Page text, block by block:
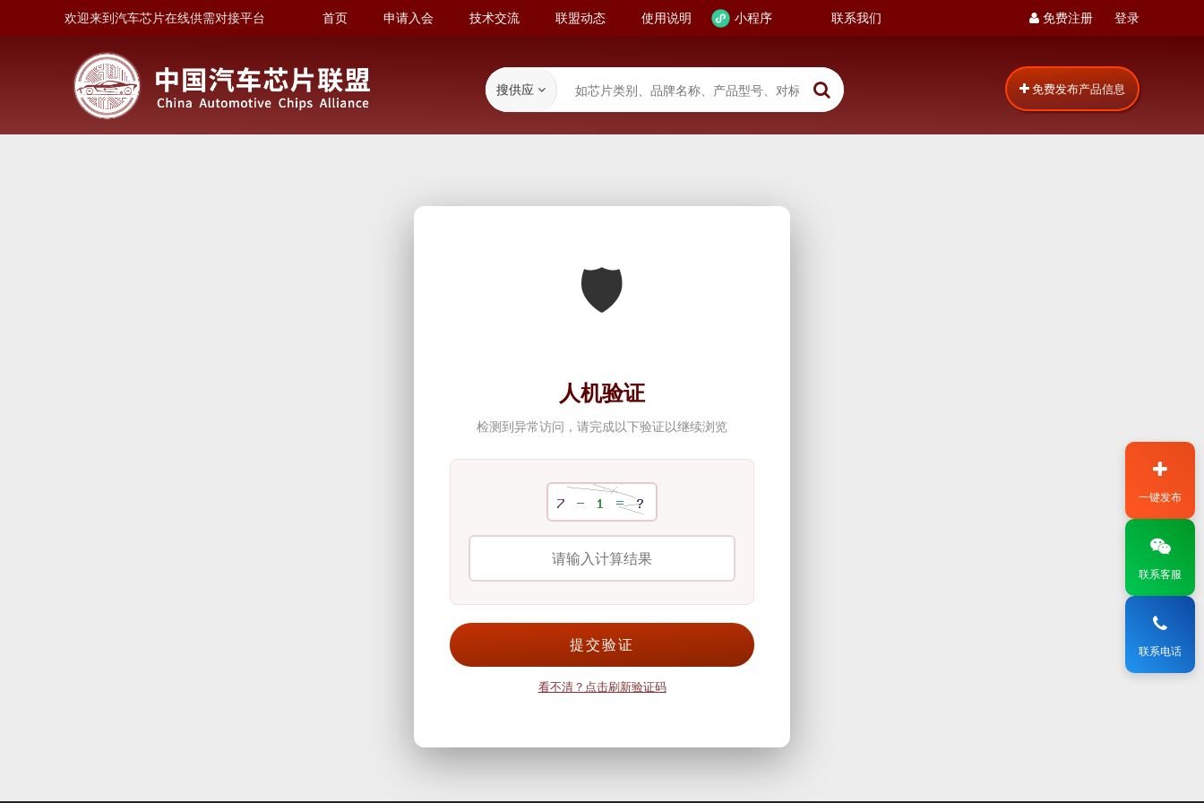
欢迎来到汽车芯片在线供需对接平台 首页 申请入会 技术交流 联盟动态 使用说明 小程序 联系我们 免费注册 登录
搜供应 免费发布产品信息
🛡️
人机验证
检测到异常访问，请完成以下验证以继续浏览
提交验证
看不清？点击刷新验证码
一键发布
联系客服
联系电话